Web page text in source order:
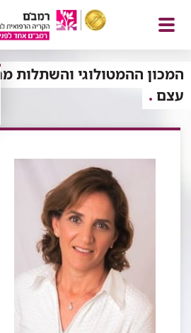
פתח
תפריט
המכון ההמטולוגי והשתלות מח
עצם